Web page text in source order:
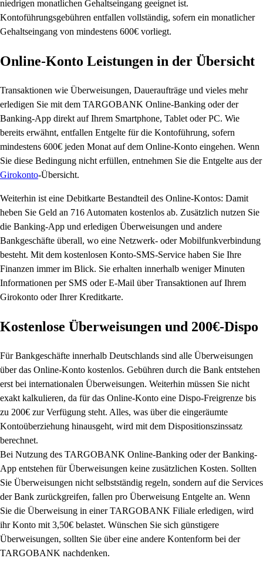
niedrigen monatlichen Gehaltseingang geeignet ist.
Kontoführungsgebühren entfallen vollständig, sofern ein monatlicher
Gehaltseingang von mindestens 600€ vorliegt.
Online-Konto Leistungen in der Übersicht
Transaktionen wie Überweisungen, Daueraufträge und vieles mehr
erledigen Sie mit dem TARGOBANK Online-Banking oder der
Banking-App direkt auf Ihrem Smartphone, Tablet oder PC. Wie
bereits erwähnt, entfallen Entgelte für die Kontoführung, sofern
mindestens 600€ jeden Monat auf dem Online-Konto eingehen. Wenn
Sie diese Bedingung nicht erfüllen, entnehmen Sie die Entgelte aus der
Girokonto-Übersicht.
Weiterhin ist eine Debitkarte Bestandteil des Online-Kontos: Damit
heben Sie Geld an 716 Automaten kostenlos ab. Zusätzlich nutzen Sie
die Banking-App und erledigen Überweisungen und andere
Bankgeschäfte überall, wo eine Netzwerk- oder Mobilfunkverbindung
besteht. Mit dem kostenlosen Konto-SMS-Service haben Sie Ihre
Finanzen immer im Blick. Sie erhalten innerhalb weniger Minuten
Informationen per SMS oder E-Mail über Transaktionen auf Ihrem
Girokonto oder Ihrer Kreditkarte.
Kostenlose Überweisungen und 200€-Dispo
Für Bankgeschäfte innerhalb Deutschlands sind alle Überweisungen
über das Online-Konto kostenlos. Gebühren durch die Bank entstehen
erst bei internationalen Überweisungen. Weiterhin müssen Sie nicht
exakt kalkulieren, da für das Online-Konto eine Dispo-Freigrenze bis
zu 200€ zur Verfügung steht. Alles, was über die eingeräumte
Kontoüberziehung hinausgeht, wird mit dem Dispositionszinssatz
berechnet.
Bei Nutzung des TARGOBANK Online-Banking oder der Banking-
App entstehen für Überweisungen keine zusätzlichen Kosten. Sollten
Sie Überweisungen nicht selbstständig regeln, sondern auf die Services
der Bank zurückgreifen, fallen pro Überweisung Entgelte an. Wenn
Sie die Überweisung in einer TARGOBANK Filiale erledigen, wird
ihr Konto mit 3,50€ belastet. Wünschen Sie sich günstigere
Überweisungen, sollten Sie über eine andere Kontenform bei der
TARGOBANK nachdenken.